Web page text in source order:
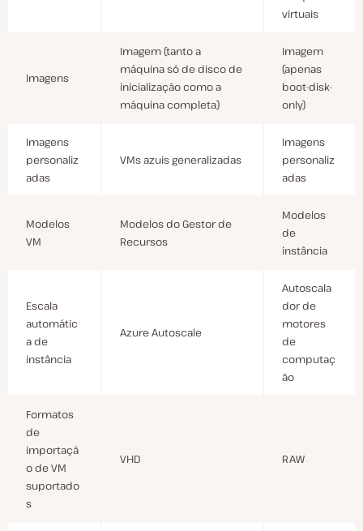
virtuais
Imagens
Imagem (tanto a
máquina só de disco de
inicialização como a
máquina completa)
Imagem
(apenas
boot-disk-
only)
Imagens
personaliz
adas
VMs azuis generalizadas
Imagens
personaliz
adas
Modelos
VM
Modelos do Gestor de
Recursos
Modelos
de
instância
Escala
automátic
a de
instância
Azure Autoscale
Autoscala
dor de
motores
de
computaç
ão
Formatos
de
importaçã
o de VM
suportado
s
VHD RAW